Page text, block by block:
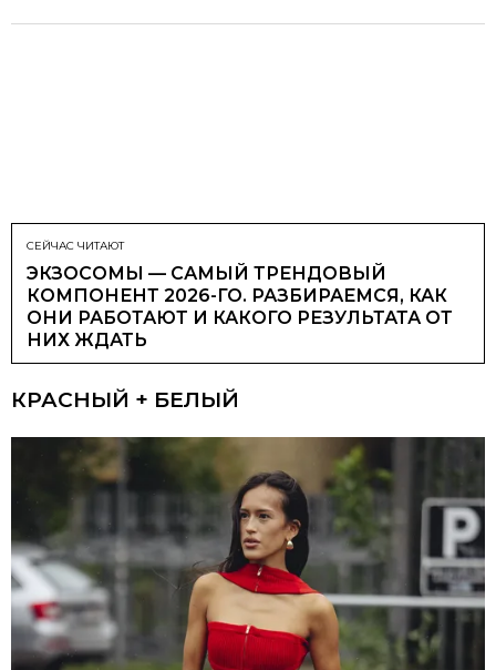
СЕЙЧАС ЧИТАЮТ
ЭКЗОСОМЫ — САМЫЙ ТРЕНДОВЫЙ
КОМПОНЕНТ 2026-ГО. РАЗБИРАЕМСЯ, КАК
ОНИ РАБОТАЮТ И КАКОГО РЕЗУЛЬТАТА ОТ
НИХ ЖДАТЬ
КРАСНЫЙ + БЕЛЫЙ